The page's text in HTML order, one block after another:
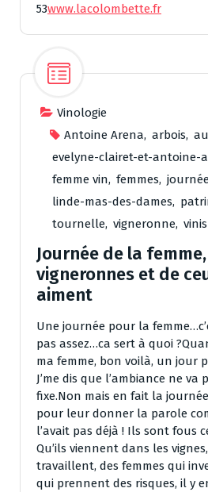
53www.lacolombette.fr
Vinologie
Antoine Arena, arbois,
evelyne-clairet-et-antoine-
femme vin, femmes,
linde-mas-des-dames,
tournelle, vigneronne,
Journée de la
vigneronnes et de
aiment
Une journée pour la
pas assez…ca sert à quoi
ma femme, bon voilà, un jour
J’me dis que l’ambiance ne
fixe.Non mais en fait la
pour leur donner la parole
l’avait pas déjà ! Ils sont fous
Qu’ils viennent dans les
travaillent, des femmes qui
qui prennent des risques, il y